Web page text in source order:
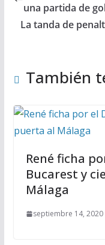
una partida de
La tanda de
También
René ficha
Bucarest y
Málaga
septiembre 14, 2020